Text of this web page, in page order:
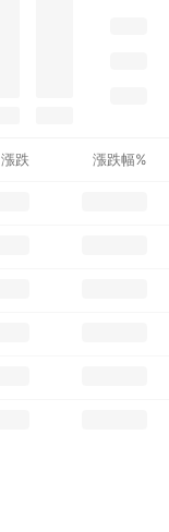
漲跌 漲跌幅%